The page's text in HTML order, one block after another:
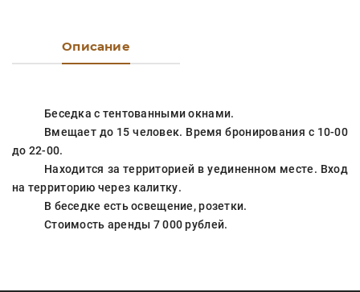
Описание
Беседка с тентованными окнами.
Вмещает до 15 человек. Время бронирования с 10-00
до 22-00.
Находится за территорией в уединенном месте. Вход
на территорию через калитку.
В беседке есть освещение, розетки.
Стоимость аренды 7 000 рублей.